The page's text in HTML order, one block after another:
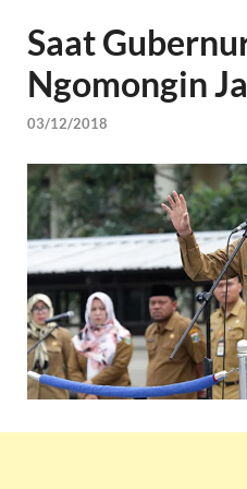
Saat
Ngomongin
03/12/2018